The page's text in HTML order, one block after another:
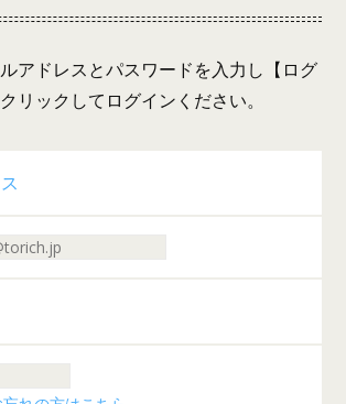
アドレスとパスワードを入力し【ログ
リックしてログインください。